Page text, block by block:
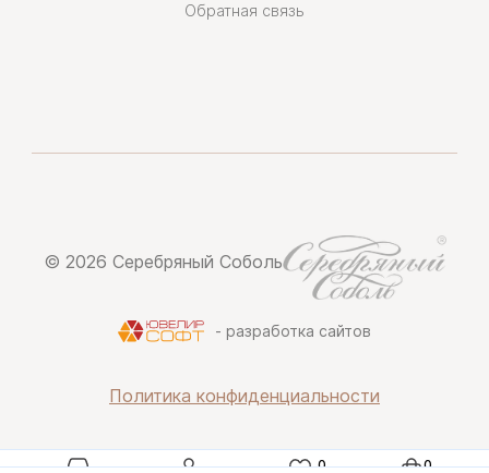
Обратная связь
© 2026 Серебряный Соболь
- разработка сайтов
Политика конфиденциальности